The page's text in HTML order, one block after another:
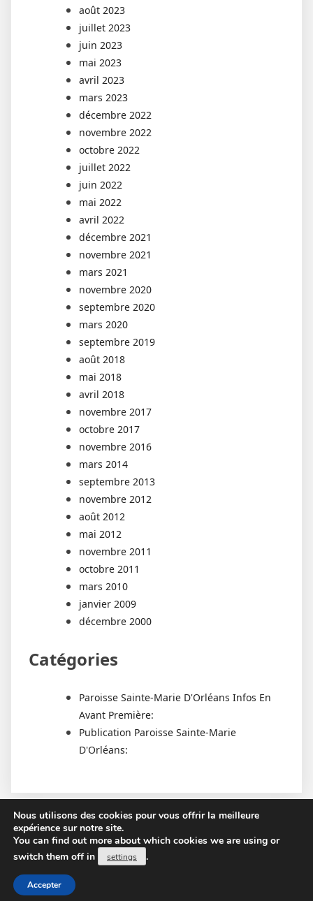
août 2023
juillet 2023
juin 2023
mai 2023
avril 2023
mars 2023
décembre 2022
novembre 2022
octobre 2022
juillet 2022
juin 2022
mai 2022
avril 2022
décembre 2021
novembre 2021
mars 2021
novembre 2020
septembre 2020
mars 2020
septembre 2019
août 2018
mai 2018
avril 2018
novembre 2017
octobre 2017
novembre 2016
mars 2014
septembre 2013
novembre 2012
août 2012
mai 2012
novembre 2011
octobre 2011
mars 2010
janvier 2009
décembre 2000
Catégories
Paroisse Sainte-Marie D'Orléans Infos En
Avant Première:
Publication Paroisse Sainte-Marie
D'Orléans:
Proudly powered by WordPress
Nous utilisons des cookies pour vous offrir la meilleure
expérience sur notre site.
You can find out more about which cookies we are using or
switch them off in
settings .
Accepter